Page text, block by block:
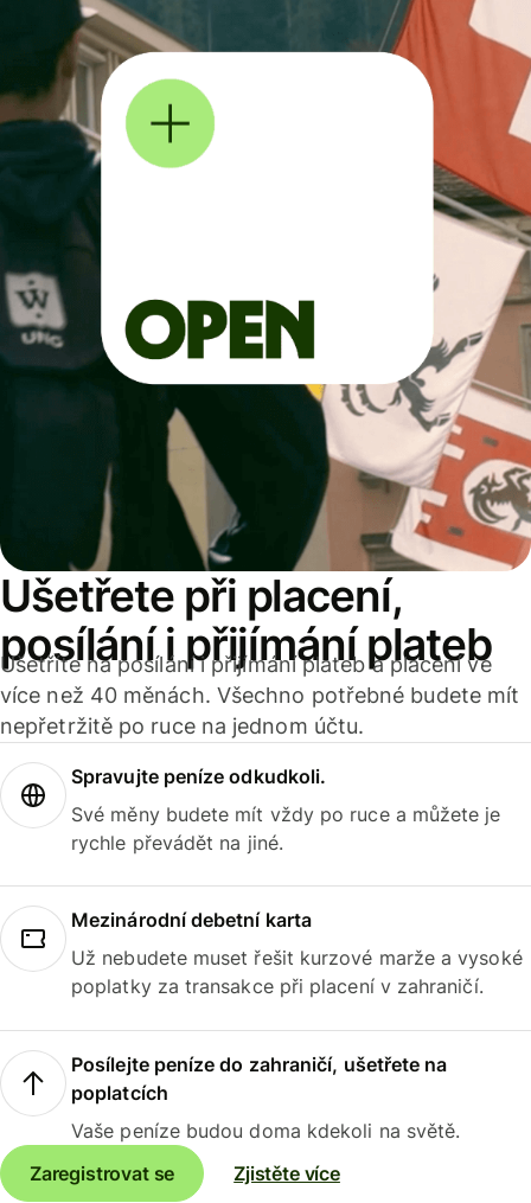
Ušetřete při placení,
posílání i přijímání plateb
Ušetříte na posílání i přijímání plateb a placení ve
více než 40 měnách. Všechno potřebné budete mít
nepřetržitě po ruce na jednom účtu.
Spravujte peníze odkudkoli.
Své měny budete mít vždy po ruce a můžete je
rychle převádět na jiné.
Mezinárodní debetní karta
Už nebudete muset řešit kurzové marže a vysoké
poplatky za transakce při placení v zahraničí.
Posílejte peníze do zahraničí, ušetřete na
poplatcích
Vaše peníze budou doma kdekoli na světě.
Zaregistrovat se
Zjistěte více